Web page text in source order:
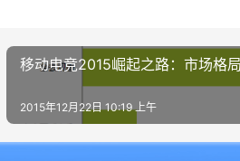
移动电竞2015崛起之路：市场格
2015年12月22日 10:19 上午